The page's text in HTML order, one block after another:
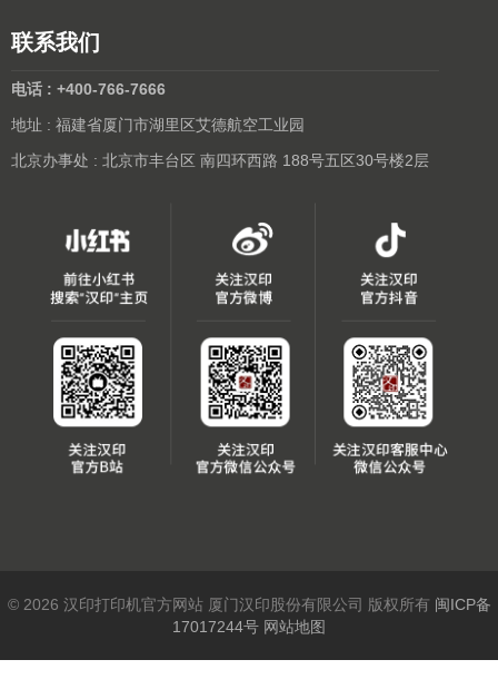
联系我们
电话 : +400-766-7666
地址 : 福建省厦门市湖里区艾德航空工业园
北京办事处 : 北京市丰台区 南四环西路 188号五区30号楼2层
© 2026 汉印打印机官方网站 厦门汉印股份有限公司 版权所有 闽ICP备
17017244号 网站地图